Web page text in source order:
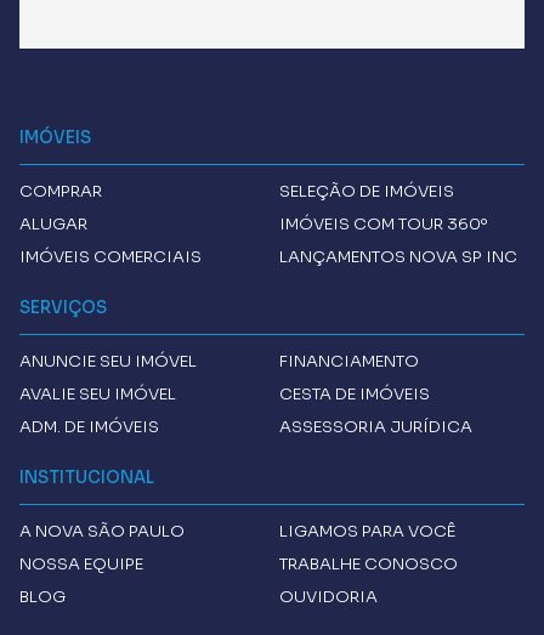
IMÓVEIS
COMPRAR
ALUGAR
IMÓVEIS COMERCIAIS
SELEÇÃO DE IMÓVEIS
IMÓVEIS COM TOUR 360º
LANÇAMENTOS NOVA SP INC
SERVIÇOS
ANUNCIE SEU IMÓVEL
AVALIE SEU IMÓVEL
ADM. DE IMÓVEIS
FINANCIAMENTO
CESTA DE IMÓVEIS
ASSESSORIA JURÍDICA
INSTITUCIONAL
A NOVA SÃO PAULO
NOSSA EQUIPE
BLOG
LIGAMOS PARA VOCÊ
TRABALHE CONOSCO
OUVIDORIA